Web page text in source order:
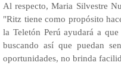
Al respecto, Maria Silvestre
"Ritz tiene como propósito
la Teletón Perú ayudará a
buscando así que puedan
oportunidades, no brinda